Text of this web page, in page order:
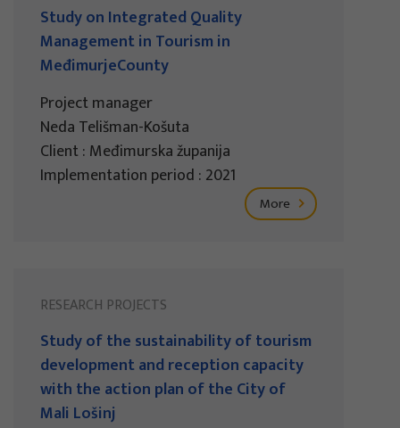
Study on Integrated Quality
Management in Tourism in
MeđimurjeCounty
Project manager
Neda Telišman-Košuta
Client : Međimurska županija
Implementation period : 2021
More
RESEARCH PROJECTS
Study of the sustainability of tourism
development and reception capacity
with the action plan of the City of
Mali Lošinj